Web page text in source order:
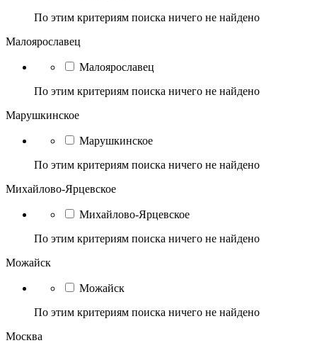
По этим критериям поиска ничего не найдено
Малоярославец
Малоярославец
По этим критериям поиска ничего не найдено
Марушкинское
Марушкинское
По этим критериям поиска ничего не найдено
Михайлово-Ярцевское
Михайлово-Ярцевское
По этим критериям поиска ничего не найдено
Можайск
Можайск
По этим критериям поиска ничего не найдено
Москва